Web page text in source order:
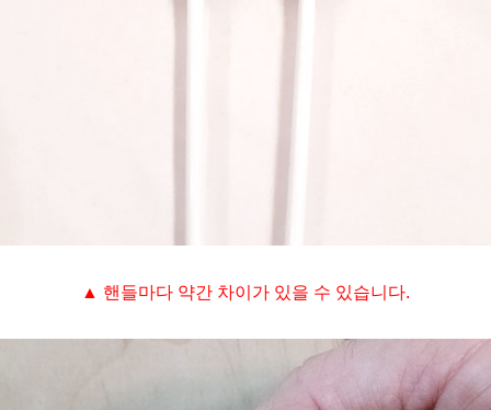
▲ 핸들마다 약간 차이가 있을 수 있습니다.